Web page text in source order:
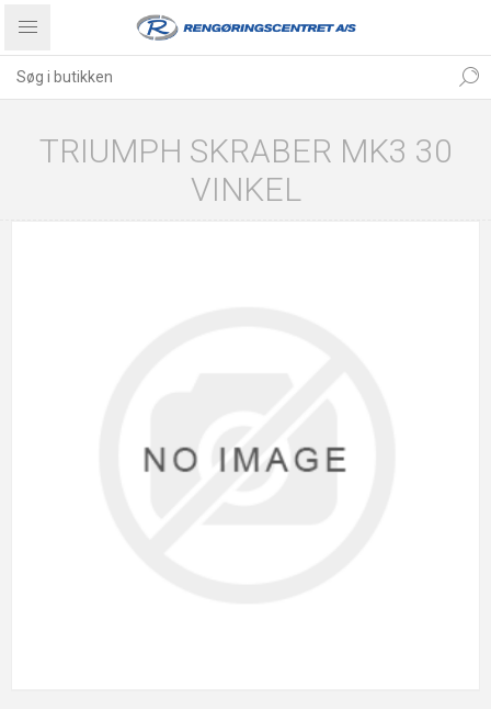
TRIUMPH SKRABER MK3 30
VINKEL